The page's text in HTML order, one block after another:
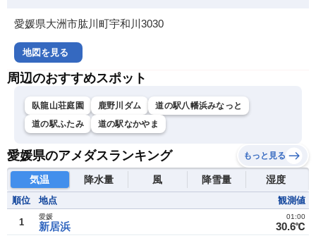
愛媛県大洲市肱川町宇和川3030
地図を見る
周辺のおすすめスポット
臥龍山荘庭園 鹿野川ダム
道の駅八幡浜みなっと
道の駅ふたみ
道の駅なかやま
愛媛県のアメダスランキング もっと見る
気温 降水量 風 降雪量 湿度
順位 地点 観測値
1 新居浜
愛媛
30.6℃
01:00